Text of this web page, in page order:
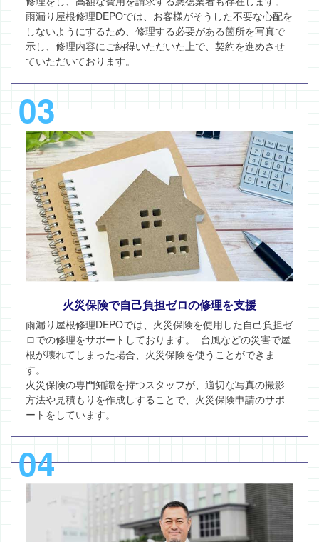
雨漏り屋根修理DEPOでは、お客様がそうした不要な心配を
しないようにするため、修理する必要がある箇所を写真で
示し、修理内容にご納得いただいた上で、契約を進めさせ
ていただいております。
03
火災保険で自己負担ゼロの修理を支援
雨漏り屋根修理DEPOでは、火災保険を使用した自己負担ゼ
ロでの修理をサポートしております。 台風などの災害で屋
根が壊れてしまった場合、火災保険を使うことができま
す。
火災保険の専門知識を持つスタッフが、適切な写真の撮影
方法や見積もりを作成しすることで、火災保険申請のサポ
ートをしています。
04